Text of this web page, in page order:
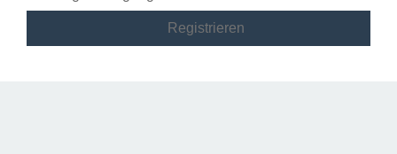
Registrieren